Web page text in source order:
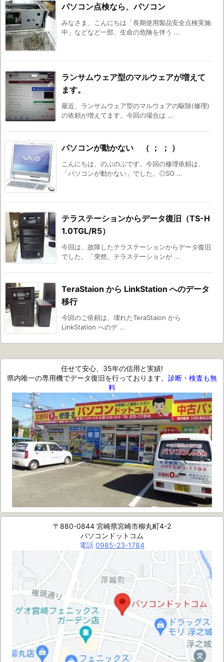
パソコン点検なら、パソコン
みなさま、こんにちは「長期使用製品安全点検実施
中」などなど一部、生命の危険を伴う ...
ランサムウェア型のマルウェアが増えて
ます。
最近、ランサムウェア型のマルウェアの駆除(修理)
の依頼が増えてます。今回の場合は ...
パソコンが動かない （ ； ； ）
こんにちは、のぶのぶです。今回の修理依頼は、
「パソコンが動かない」でした。◎SO ...
テラステーションからデータ復旧（TS-H
1.0TGL/R5）
今回は、故障したテラステーションからデータ復旧
でした。「突然、テラステーションが ...
TeraStaion から LinkStation へのデータ
移行
今回のご依頼は、壊れたTeraStaion から
LinkStation へのデ ...
任せて安心、35年の信用と実績!
県内唯一の専用機でデータ復旧を行っております。 診断・検査も無
料
〒880-0844 宮崎県宮崎市柳丸町4-2
パソコンドットコム
電話 0985-23-1784